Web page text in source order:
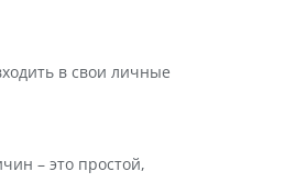
в свои личные
– это простой,